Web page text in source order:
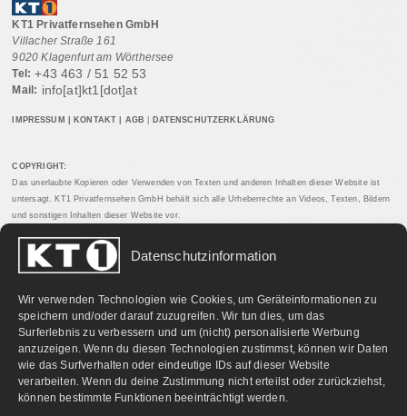
Datenschutzinformation
Wir verwenden Technologien wie Cookies, um Geräteinformationen zu
speichern und/oder darauf zuzugreifen. Wir tun dies, um das
Surferlebnis zu verbessern und um (nicht) personalisierte Werbung
anzuzeigen. Wenn du diesen Technologien zustimmst, können wir Daten
wie das Surfverhalten oder eindeutige IDs auf dieser Website
verarbeiten. Wenn du deine Zustimmung nicht erteilst oder zurückziehst,
können bestimmte Funktionen beeinträchtigt werden.
KT1 Privatfernsehen GmbH
Villacher Straße 161
9020 Klagenfurt am Wörthersee
Tel: +43 463 / 51 52 53
Mail: info[at]kt1[dot]at
IMPRESSUM KONTAKT AGB DATENSCHUTZERKLÄRUNG
COPYRIGHT:
Das unerlaubte Kopieren oder Verwenden von Texten und anderen Inhalten dieser Website ist
untersagt. KT1 Privatfernsehen GmbH behält sich alle Urheberrechte an Videos, Texten, Bildern
und sonstigen Inhalten dieser Website vor.
PARTNERLINKS: